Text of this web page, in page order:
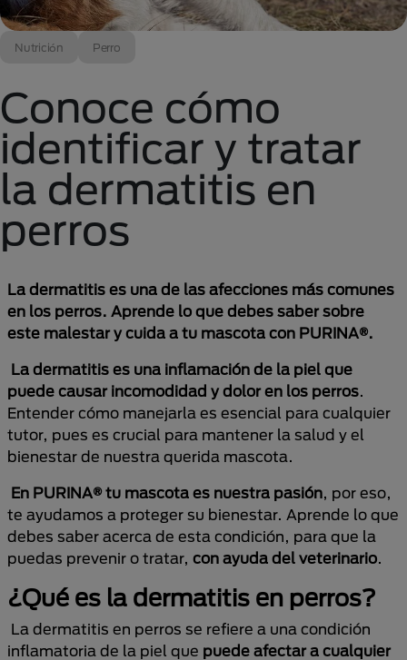
Nutrición Perro
Conoce cómo
identificar y tratar
la dermatitis en
perros
La dermatitis es una de las afecciones más comunes
en los perros. Aprende lo que debes saber sobre
este malestar y cuida a tu mascota con PURINA®.
La dermatitis es una inflamación de la piel que
puede causar incomodidad y dolor en los perros.
Entender cómo manejarla es esencial para cualquier
tutor, pues es crucial para mantener la salud y el
bienestar de nuestra querida mascota.
En PURINA® tu mascota es nuestra pasión, por eso,
te ayudamos a proteger su bienestar. Aprende lo que
debes saber acerca de esta condición, para que la
puedas prevenir o tratar, con ayuda del veterinario.
¿Qué es la dermatitis en perros?
La dermatitis en perros se refiere a una condición
inflamatoria de la piel que puede afectar a cualquier